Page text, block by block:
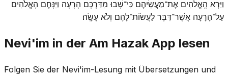
וַיַּרְא הָֽאֱלֹהִים אֶת־מַעֲשֵׂיהֶם כִּי־שָׁבוּ מִדַּרְכָּם הָרָעָה וַיִּנָּחֶם הָאֱלֹהִים
עַל־הָרָעָה אֲשֶׁר־דִּבֶּר לַעֲשׂוֹת־לָהֶם וְלֹא עָשָֽׂה׃
Nevi'im in der Am Hazak App lesen
Folgen Sie der Nevi'im-Lesung mit Übersetzungen und